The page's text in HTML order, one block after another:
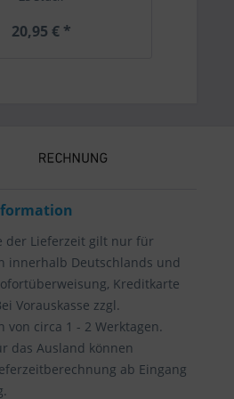
20,95 € *
der Lieferzeit gilt nur für
innerhalb Deutschlands und
Kreditkarte
Vorauskasse zzgl.
von circa 1 - 2 Werktagen.
das Ausland können
ab Eingang